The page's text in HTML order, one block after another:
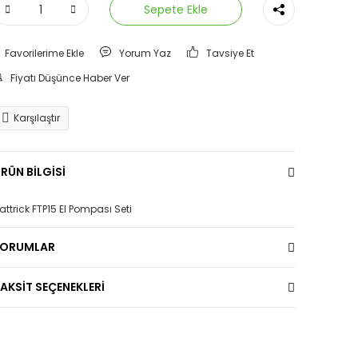
Sepete Ekle
Yorum Yaz
Tavsiye Et
Fiyatı Düşünce Haber Ver
Karşılaştır
BİLGİSİ
FTP15 El Pompası Seti
SEÇENEKLERİ